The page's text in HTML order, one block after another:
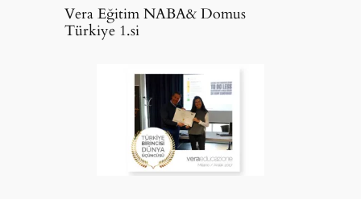
Vera Eğitim NABA& Domus
Türkiye 1.si